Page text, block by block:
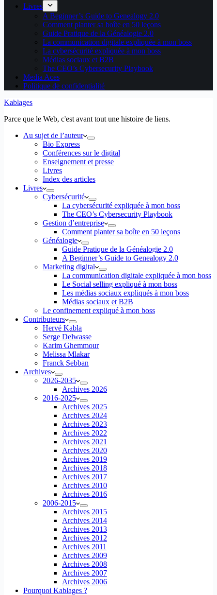
Livres
A Beginner’s Guide to Genealogy 2.0
Comment planter sa boîte en 50 leçons
Guide Pratique de la Généalogie 2.0
La communication digitale expliquée à mon boss
La cybersécurité expliquée à mon boss
Médias sociaux et B2B
The CEO’s Cybersecurity Playbook
Media Aces
Politique de confidentialité
Kablages
Parce que le Web, c'est avant tout une histoire de liens.
Au sujet de l’auteur
Bio Express
Conférences sur le digital
Enseignement et presse
Livres
Index des articles
Livres
Cybersécurité
La cybersécurité expliquée à mon boss
The CEO’s Cybersecurity Playbook
Gestion d’entreprise
Comment planter sa boîte en 50 leçons
Généalogie
Guide Pratique de la Généalogie 2.0
A Beginner’s Guide to Genealogy 2.0
Marketing digital
La communication digitale expliquée à mon boss
Le Social selling expliqué à mon boss
Les médias sociaux expliqués à mon boss
Médias sociaux et B2B
Le confinement expliqué à mon boss
Contributeurs
Hervé Kabla
Serge Delwasse
Karim Ghemmour
Melissa Mlakar
Franck Sebban
Archives
2026-2035
Archives 2026
2016-2025
Archives 2025
Archives 2024
Archives 2023
Archives 2022
Archives 2021
Archives 2020
Archives 2019
Archives 2018
Archives 2017
Archives 2010
Archives 2016
2006-2015
Archives 2015
Archives 2014
Archives 2013
Archives 2012
Archives 2011
Archives 2009
Archives 2008
Archives 2007
Archives 2006
Pourquoi Kablages ?